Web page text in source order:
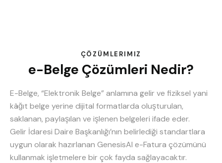
ÇÖZÜMLERIMIZ
e-Belge Çözümleri Nedir?
E-Belge, “Elektronik Belge” anlamına gelir ve fiziksel yani
kâğıt belge yerine dijital formatlarda oluşturulan,
saklanan, paylaşılan ve işlenen belgeleri ifade eder.
Gelir İdaresi Daire Başkanlığı’nın belirlediği standartlara
uygun olarak hazırlanan GenesisAI e-Fatura çözümünü
kullanmak işletmelere bir çok fayda sağlayacaktır.